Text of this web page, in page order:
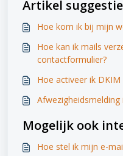
Artikel
Hoe kom ik bij mijn
Hoe kan ik mails
contactformulier?
Hoe activeer ik DKIM
Afwezigheidsmelding
Mogelijk ook
Hoe stel ik mijn e-